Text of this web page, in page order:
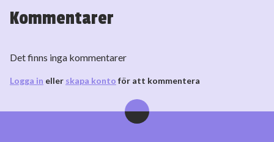
Kommentarer
Det finns inga kommentarer
Logga in eller skapa konto för att kommentera